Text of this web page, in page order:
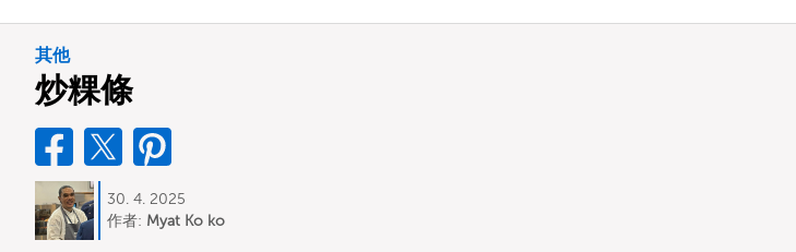
其他
炒粿條
30. 4. 2025
作者: Myat Ko ko